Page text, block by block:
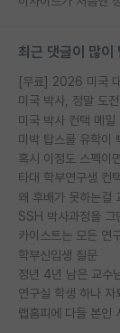
최근 댓글이 많이
미국 박사, 정말 도
미국 박사 컨택 메일
미박 탑스쿨 유학이
혹시 이정도 스펙이
타대 학부연구생 컨
카이스트는 모든 연
학부신입생 질문
정년 4년 남은 교수님
연구실 학생 하나 자
랩홈피에 다들 본인